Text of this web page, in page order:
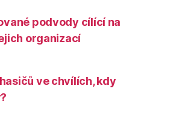
podvody cílící na
organizací
ve chvílích, kdy